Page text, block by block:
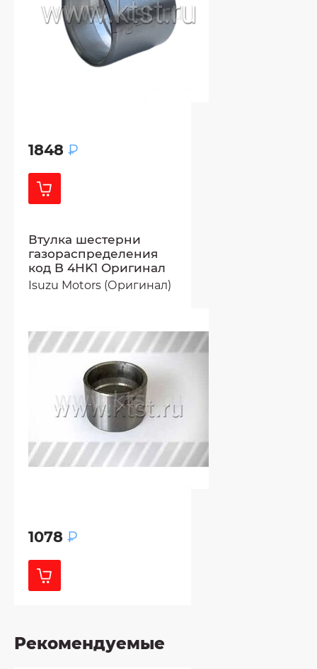
1848 ₽
Втулка шестерни
газораспределения
код B 4HK1 Оригинал
Isuzu Motors (Оригинал)
1078 ₽
Рекомендуемые